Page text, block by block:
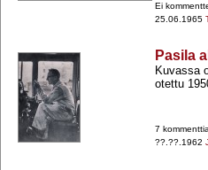
Ei
25.06.1965
Pasila
Kuvassa
otettu
7 kommenttia
??.??.1962